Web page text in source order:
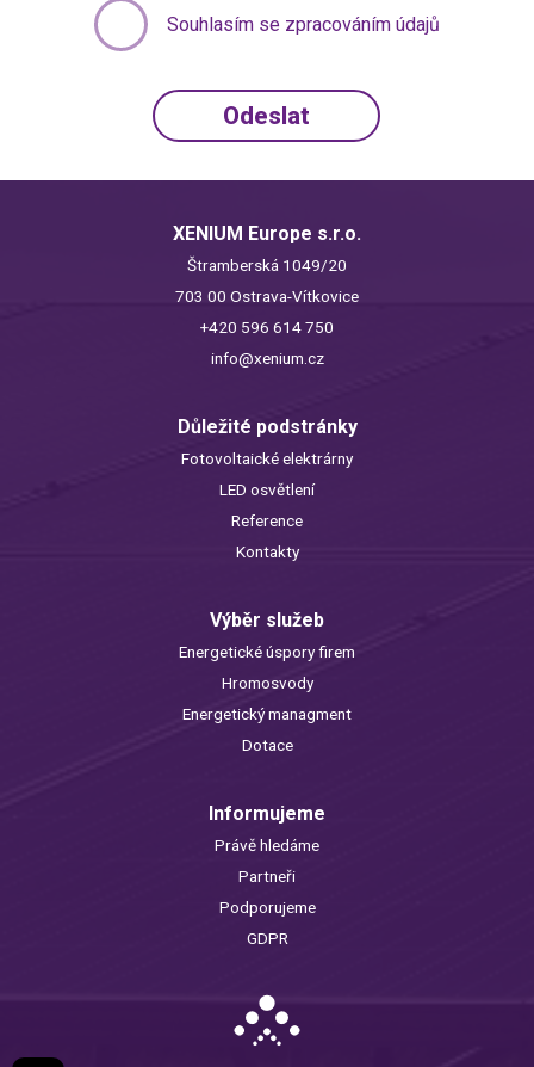
Souhlasím se zpracováním údajů
XENIUM Europe s.r.o.
Štramberská 1049/20
703 00 Ostrava-Vítkovice
+420 596 614 750
info@xenium.cz
Důležité podstránky
Fotovoltaické elektrárny
LED osvětlení
Reference
Kontakty
Výběr služeb
Energetické úspory firem
Hromosvody
Energetický managment
Dotace
Informujeme
Právě hledáme
Partneři
Podporujeme
GDPR